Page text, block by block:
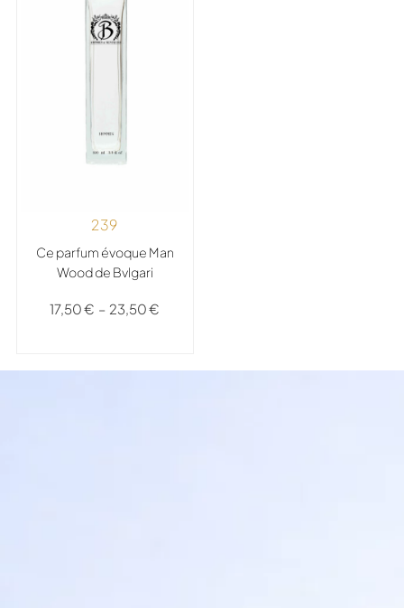
239
Ce parfum évoque Man
Wood de Bvlgari
17,50€ – 23,50€